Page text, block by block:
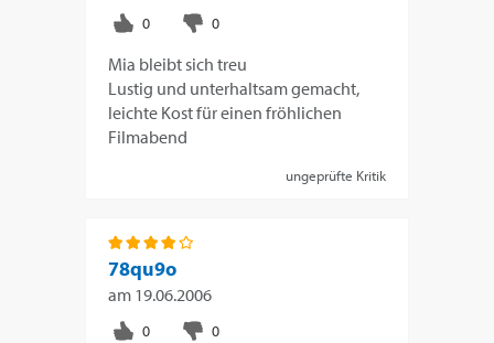
Mia bleibt sich treu
Lustig und unterhaltsam gemacht,
leichte Kost für einen fröhlichen
Filmabend
ungeprüfte Kritik
78qu9o
am 19.06.2006